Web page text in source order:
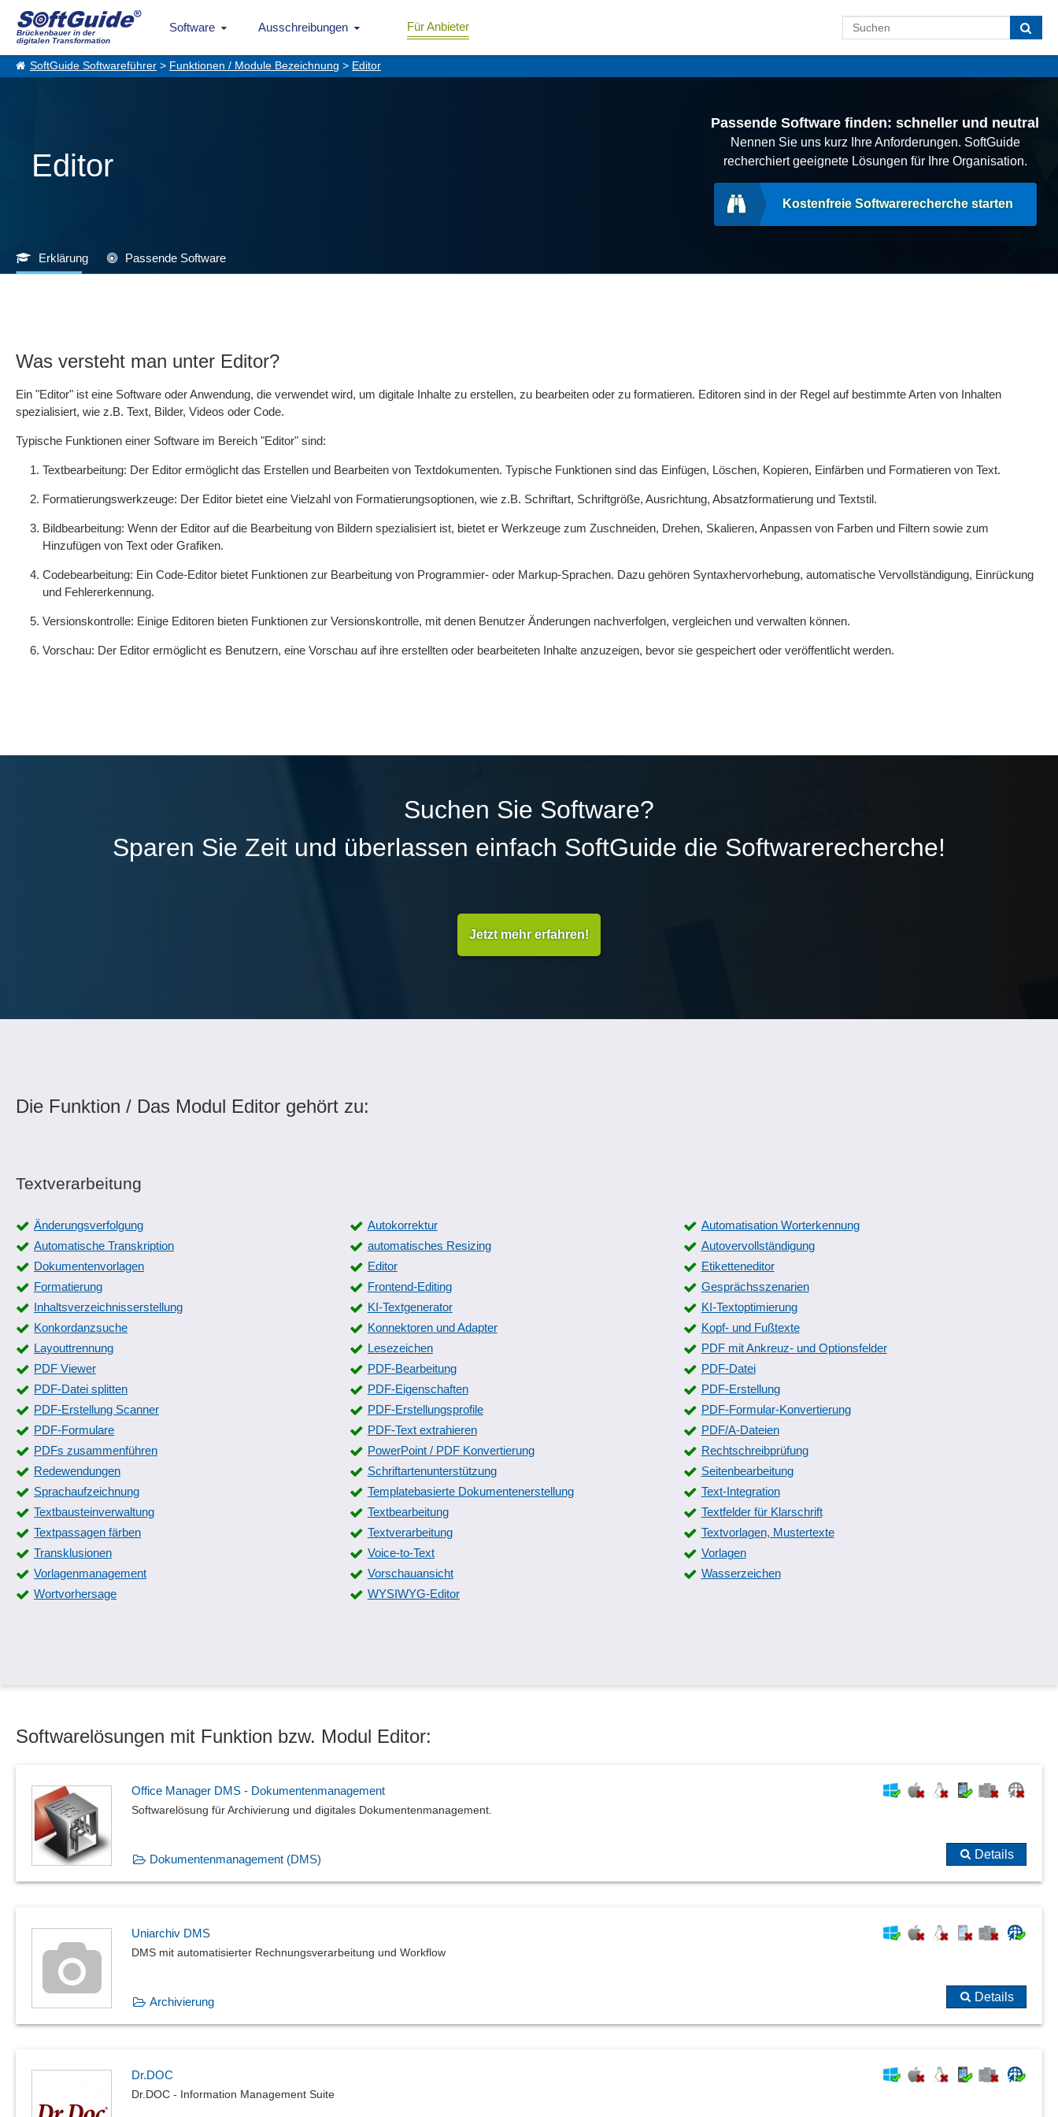
Brückenbauer in der
digitalen Transformation
Software Ausschreibungen Für Anbieter
SoftGuide Softwareführer > Funktionen / Module Bezeichnung > Editor
Editor
Passende Software finden: schneller und neutral
Nennen Sie uns kurz Ihre Anforderungen. SoftGuide
recherchiert geeignete Lösungen für Ihre Organisation.
Kostenfreie Softwarerecherche starten
Erklärung Passende Software
Was versteht man unter Editor?
Ein "Editor" ist eine Software oder Anwendung, die verwendet wird, um digitale Inhalte zu erstellen, zu bearbeiten oder zu formatieren. Editoren sind in der Regel auf bestimmte Arten von Inhalten
spezialisiert, wie z.B. Text, Bilder, Videos oder Code.
Typische Funktionen einer Software im Bereich "Editor" sind:
Textbearbeitung: Der Editor ermöglicht das Erstellen und Bearbeiten von Textdokumenten. Typische Funktionen sind das Einfügen, Löschen, Kopieren, Einfärben und Formatieren von Text.
Formatierungswerkzeuge: Der Editor bietet eine Vielzahl von Formatierungsoptionen, wie z.B. Schriftart, Schriftgröße, Ausrichtung, Absatzformatierung und Textstil.
Bildbearbeitung: Wenn der Editor auf die Bearbeitung von Bildern spezialisiert ist, bietet er Werkzeuge zum Zuschneiden, Drehen, Skalieren, Anpassen von Farben und Filtern sowie zum
Hinzufügen von Text oder Grafiken.
Codebearbeitung: Ein Code-Editor bietet Funktionen zur Bearbeitung von Programmier- oder Markup-Sprachen. Dazu gehören Syntaxhervorhebung, automatische Vervollständigung, Einrückung
und Fehlererkennung.
Versionskontrolle: Einige Editoren bieten Funktionen zur Versionskontrolle, mit denen Benutzer Änderungen nachverfolgen, vergleichen und verwalten können.
Vorschau: Der Editor ermöglicht es Benutzern, eine Vorschau auf ihre erstellten oder bearbeiteten Inhalte anzuzeigen, bevor sie gespeichert oder veröffentlicht werden.
Suchen Sie Software?
Sparen Sie Zeit und überlassen einfach SoftGuide die Softwarerecherche!
Jetzt mehr erfahren!
Die Funktion / Das Modul Editor gehört zu:
Textverarbeitung
Änderungsverfolgung Autokorrektur
Automatisation Worterkennung
Automatische Transkription
automatisches Resizing
Autovervollständigung
Dokumentenvorlagen
Editor
Etiketteneditor
Formatierung
Frontend-Editing
Gesprächsszenarien
Inhaltsverzeichnisserstellung
KI-Textgenerator
KI-Textoptimierung
Konkordanzsuche
Konnektoren und Adapter
Kopf- und Fußtexte
Layouttrennung
Lesezeichen
PDF mit Ankreuz- und Optionsfelder
PDF Viewer
PDF-Bearbeitung
PDF-Datei
PDF-Datei splitten
PDF-Eigenschaften
PDF-Erstellung
PDF-Erstellung Scanner
PDF-Erstellungsprofile
PDF-Formular-Konvertierung
PDF-Formulare
PDF-Text extrahieren
PDF/A-Dateien
PDFs zusammenführen
PowerPoint / PDF Konvertierung
Rechtschreibprüfung
Redewendungen
Schriftartenunterstützung
Seitenbearbeitung
Sprachaufzeichnung
Templatebasierte Dokumentenerstellung
Text-Integration
Textbausteinverwaltung
Textbearbeitung
Textfelder für Klarschrift
Textpassagen färben
Textverarbeitung
Textvorlagen, Mustertexte
Transklusionen
Voice-to-Text
Vorlagen
Vorlagenmanagement
Vorschauansicht
Wasserzeichen
Wortvorhersage
WYSIWYG-Editor
Softwarelösungen mit Funktion bzw. Modul Editor:
Office Manager DMS - Dokumentenmanagement
Softwarelösung für Archivierung und digitales Dokumentenmanagement.
Dokumentenmanagement (DMS) Details
Uniarchiv DMS
DMS mit automatisierter Rechnungsverarbeitung und Workflow
Archivierung Details
Dr.DOC
Dr.DOC - Information Management Suite